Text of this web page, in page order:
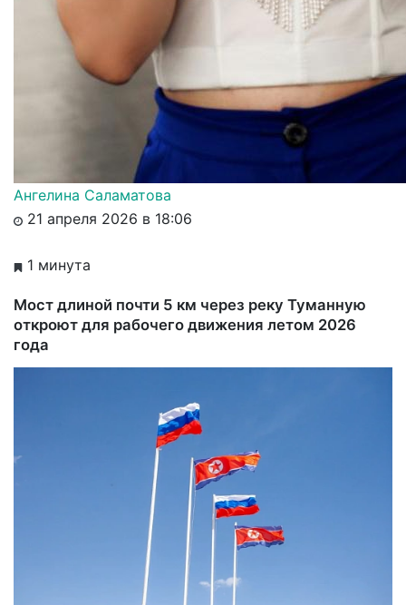
Ангелина Саламатова
21 апреля 2026 в 18:06
1 минута
Мост длиной почти 5 км через реку Туманную
откроют для рабочего движения летом 2026
года